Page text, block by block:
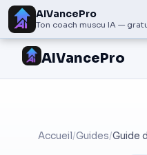
AIVancePro
Ton coach muscu IA —
AIVancePro
Accueil/Guides/Guide